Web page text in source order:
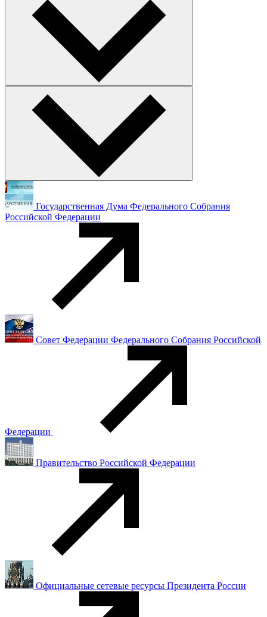
Государственная Дума Федерального Собрания
Российской Федерации
Совет Федерации Федерального Собрания Российской
Федерации
Правительство Российской Федерации
Официальные сетевые ресурсы Президента России